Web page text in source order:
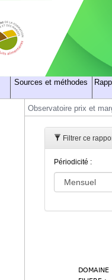
Sources et méthodes
Observatoire prix et
Filtrer ce
Périodicité :